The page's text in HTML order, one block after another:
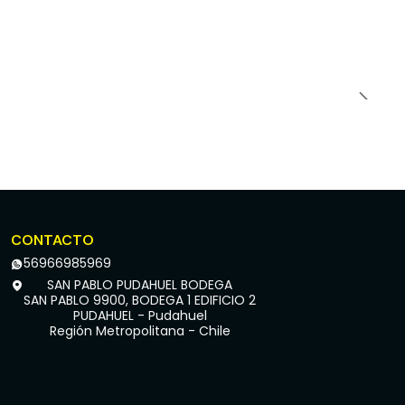
CONTACTO
56966985969
SAN PABLO PUDAHUEL BODEGA
SAN PABLO 9900, BODEGA 1 EDIFICIO 2
PUDAHUEL - Pudahuel
Región Metropolitana - Chile